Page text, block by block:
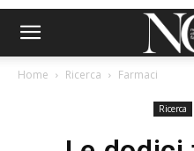
Home Ricerca Farmaci
Ricerca